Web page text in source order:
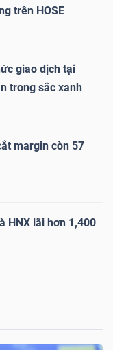
trên HOSE
giao dịch tại
trong sắc xanh
margin còn 57
HNX lãi hơn 1,400